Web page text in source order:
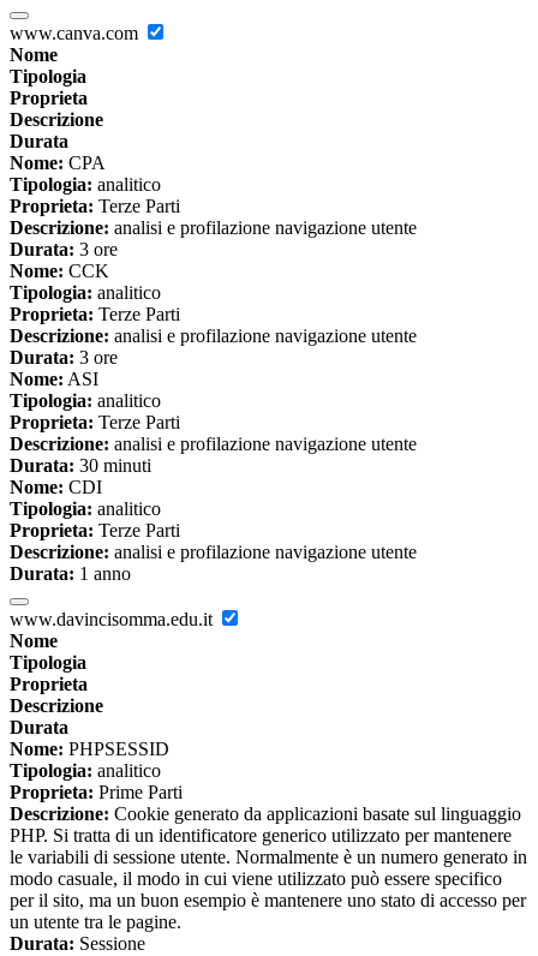
www.canva.com
Nome
Tipologia
Proprieta
Descrizione
Durata
Nome: CPA
Tipologia: analitico
Proprieta: Terze Parti
Descrizione: analisi e profilazione navigazione utente
Durata: 3 ore
Nome: CCK
Tipologia: analitico
Proprieta: Terze Parti
Descrizione: analisi e profilazione navigazione utente
Durata: 3 ore
Nome: ASI
Tipologia: analitico
Proprieta: Terze Parti
Descrizione: analisi e profilazione navigazione utente
Durata: 30 minuti
Nome: CDI
Tipologia: analitico
Proprieta: Terze Parti
Descrizione: analisi e profilazione navigazione utente
Durata: 1 anno
www.davincisomma.edu.it
Nome
Tipologia
Proprieta
Descrizione
Durata
Nome: PHPSESSID
Tipologia: analitico
Proprieta: Prime Parti
Descrizione: Cookie generato da applicazioni basate sul linguaggio
PHP. Si tratta di un identificatore generico utilizzato per mantenere
le variabili di sessione utente. Normalmente è un numero generato in
modo casuale, il modo in cui viene utilizzato può essere specifico
per il sito, ma un buon esempio è mantenere uno stato di accesso per
un utente tra le pagine.
Durata: Sessione